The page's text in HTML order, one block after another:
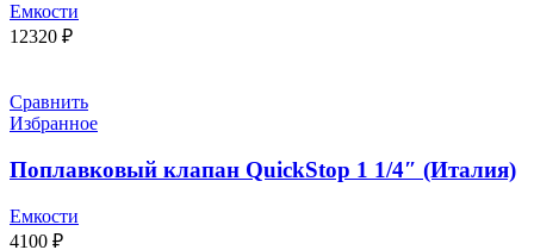
Емкости
12320 ₽
Сравнить
Избранное
Поплавковый клапан QuickStop 1 1/4″ (Италия)
Емкости
4100 ₽